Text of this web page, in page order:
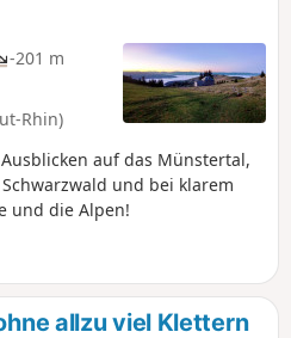
-201 m
Rhin)
auf das Münstertal,
und bei klarem
und die Alpen!
allzu viel Klettern